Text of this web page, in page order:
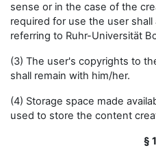
sense or in the case of the
required for use the user
referring to Ruhr-Universität
(3) The user's copyrights to
shall remain with him/her.
(4) Storage space made
used to store the content
§